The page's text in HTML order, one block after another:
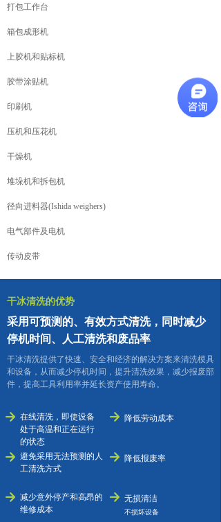
녒
녒
녒
녒
녒
降低报废率
降低劳动成本
无损清洁
不损坏设备
避免采用无法预测的人
工清洗方式
在线清洗，即使设备
处于高温和正在运行
的状态
减少意外停产和高昂的
维修成本
干冰清洗提供了快速、安全和经济的解决方案来清洗模具
和设备，从而减少停机时间，提升清洗效果，减少报废部
件，提高工具利用率并延长资产使用寿命。
干冰清洗的优势
采用可预测的、有效方式清洗，同时减少
停机时间、人工清洗和废品率
녒
打包工作台
箱包成形机
上胶机和贴标机
胶带涂贴机
印刷机
压机和压花机
干燥机
堆垛机和拆包机
径向进料器(Ishida weighers)
电气部件及电机
传动皮带